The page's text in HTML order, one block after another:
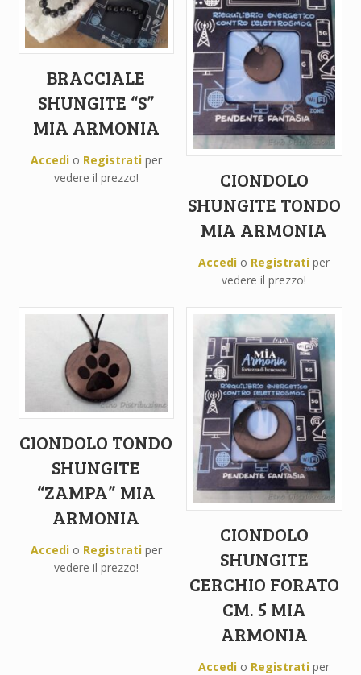
BRACCIALE
SHUNGITE “S”
MIA ARMONIA
Accedio Registratiper
vedere il prezzo!
CIONDOLO
SHUNGITE TONDO
MIA ARMONIA
Accedi o Registrati per
vedere il prezzo!
CIONDOLO TONDO
SHUNGITE
“ZAMPA” MIA
ARMONIA
Accedio Registratiper
vedere il prezzo!
CIONDOLO
SHUNGITE
CERCHIO FORATO
CM. 5 MIA
ARMONIA
Accedi o Registrati per